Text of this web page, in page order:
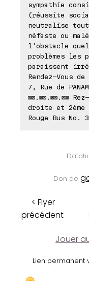
sympathie
(réussite
neutralise
néfaste ou
l'obstacle
problèmes les
paraissent
Rendez-Vous
7, Rue de
⊠⊠.⊠⊠.⊠⊠.⊠⊠
droite et 2ème
Rouge Bus No.
Don de
< Flyer
précédent
Jouer
Lien permanent